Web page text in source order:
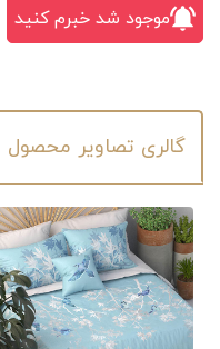
موجود شد خبرم کنید
گالری تصاویر محصول